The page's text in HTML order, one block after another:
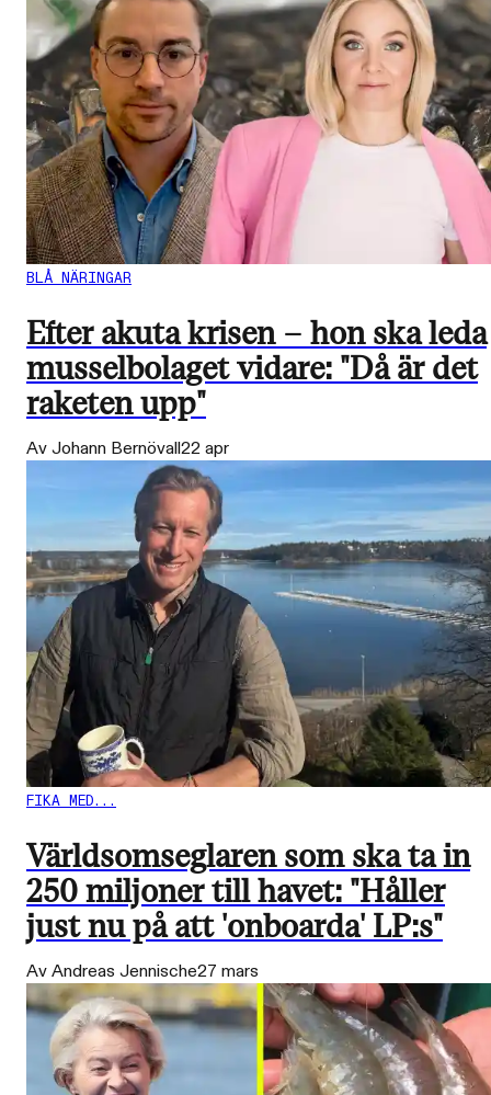
BLÅ NÄRINGAR
Efter akuta krisen – hon ska leda
musselbolaget vidare: "Då är det
raketen upp"
Av Johann Bernövall22 apr
FIKA MED...
Världsomseglaren som ska ta in
250 miljoner till havet: "Håller
just nu på att 'onboarda' LP:s"
Av Andreas Jennische27 mars